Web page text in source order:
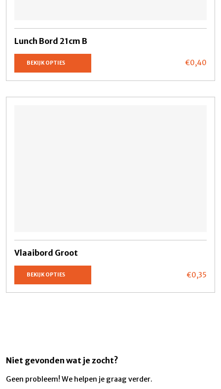
Lunch Bord 21cm B
BEKIJK OPTIES €0,40
Vlaaibord Groot
BEKIJK OPTIES €0,35
Niet gevonden wat je zocht?
Geen probleem! We helpen je graag verder.